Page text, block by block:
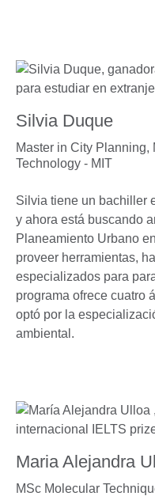
Silvia Duque
Master in City Planning,
Technology - MIT
Silvia tiene un bachiller
y ahora está buscando
Planeamiento Urbano
proveer herramientas,
especializados para
programa ofrece cuatro
optó por la
ambiental.
Maria Alejandra
MSc Molecular